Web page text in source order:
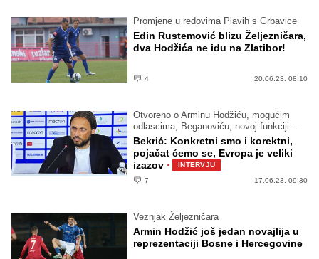
Promjene u redovima Plavih s Grbavice
Edin Rustemović blizu Željezničara,
dva Hodžića ne idu na Zlatibor!
4 20.06.23. 08:10
Otvoreno o Arminu Hodžiću, mogućim
odlascima, Beganoviću, novoj funkciji...
Bekrić: Konkretni smo i korektni,
pojačat ćemo se, Evropa je veliki
izazov ·
INTERVJU
7
17.06.23. 09:30
Veznjak Željezničara
Armin Hodžić još jedan novajlija u
reprezentaciji Bosne i Hercegovine